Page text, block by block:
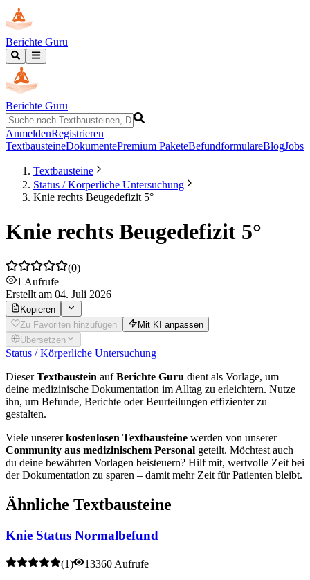
Berichte Guru
Berichte Guru
AnmeldenRegistrieren
TextbausteineDokumentePremium PaketeBefundformulareBlogJobs
Textbausteine
Status / Körperliche Untersuchung
Knie rechts Beugedefizit 5°
Knie rechts Beugedefizit 5°
(0)
1 Aufrufe
Erstellt am 04. Juli 2026
Kopieren
Zu Favoriten hinzufügen
Mit KI anpassen
Übersetzen
Status / Körperliche Untersuchung
DieserTextbaustein aufBerichte Guru dient als Vorlage, um
deine medizinische Dokumentation im Alltag zu erleichtern. Nutze
ihn, um Befunde, Berichte oder Beurteilungen effizienter zu
gestalten.
Viele unsererkostenlosen Textbausteine werden von unserer
Community aus medizinischem Personal geteilt. Möchtest auch
du deine bewährten Vorlagen beisteuern? Hilf mit, wertvolle Zeit bei
der Dokumentation zu sparen – damit mehr Zeit für Patienten bleibt.
Ähnliche Textbausteine
Knie Status Normalbefund
(1)
13360 Aufrufe